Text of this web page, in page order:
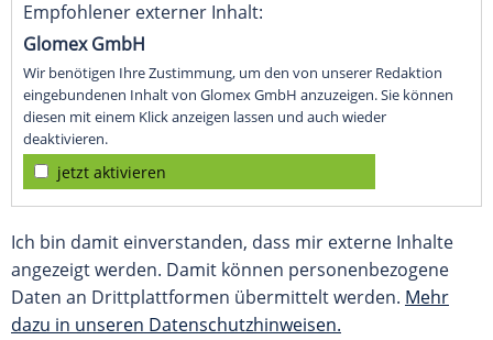
Empfohlener externer Inhalt:
Glomex GmbH
Wir benötigen Ihre Zustimmung, um den von unserer Redaktion
eingebundenen Inhalt von Glomex GmbH anzuzeigen. Sie können
diesen mit einem Klick anzeigen lassen und auch wieder
deaktivieren.
jetzt aktivieren
Ich bin damit einverstanden, dass mir externe Inhalte
angezeigt werden. Damit können personenbezogene
Daten an Drittplattformen übermittelt werden. Mehr
dazu in unseren Datenschutzhinweisen.